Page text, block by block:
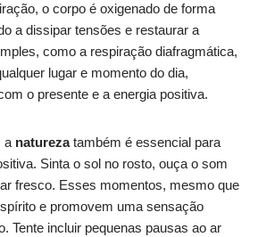
o corpo é oxigenado de forma
a dissipar tensões e restaurar a
como a respiração diafragmática,
lugar e momento do dia,
o presente e a energia positiva.
a naturezatambém é essencial para
Sinta o sol no rosto, ouça o som
fresco. Esses momentos, mesmo que
e promovem uma sensação
Tente incluir pequenas pausas ao ar